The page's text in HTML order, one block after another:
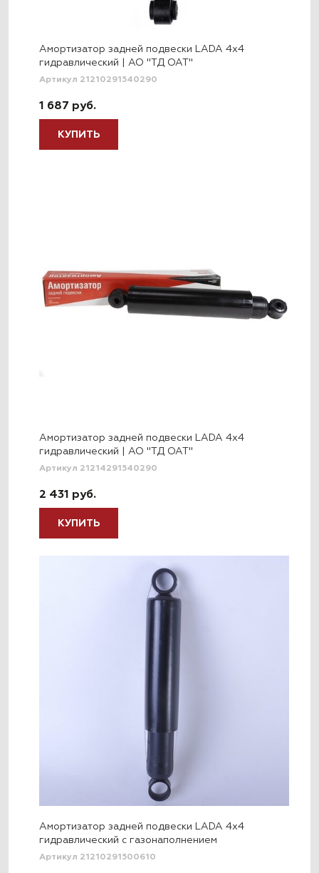
Амортизатор задней подвески LADA 4x4
гидравлический | АО "ТД ОАТ"
Артикул 21210291540290
1 687 руб.
КУПИТЬ
Амортизатор задней подвески LADA 4x4
гидравлический | АО "ТД ОАТ"
Артикул 21214291540290
2 431 руб.
КУПИТЬ
Амортизатор задней подвески LADA 4x4
гидравлический с газонаполнением
Артикул 21210291500610